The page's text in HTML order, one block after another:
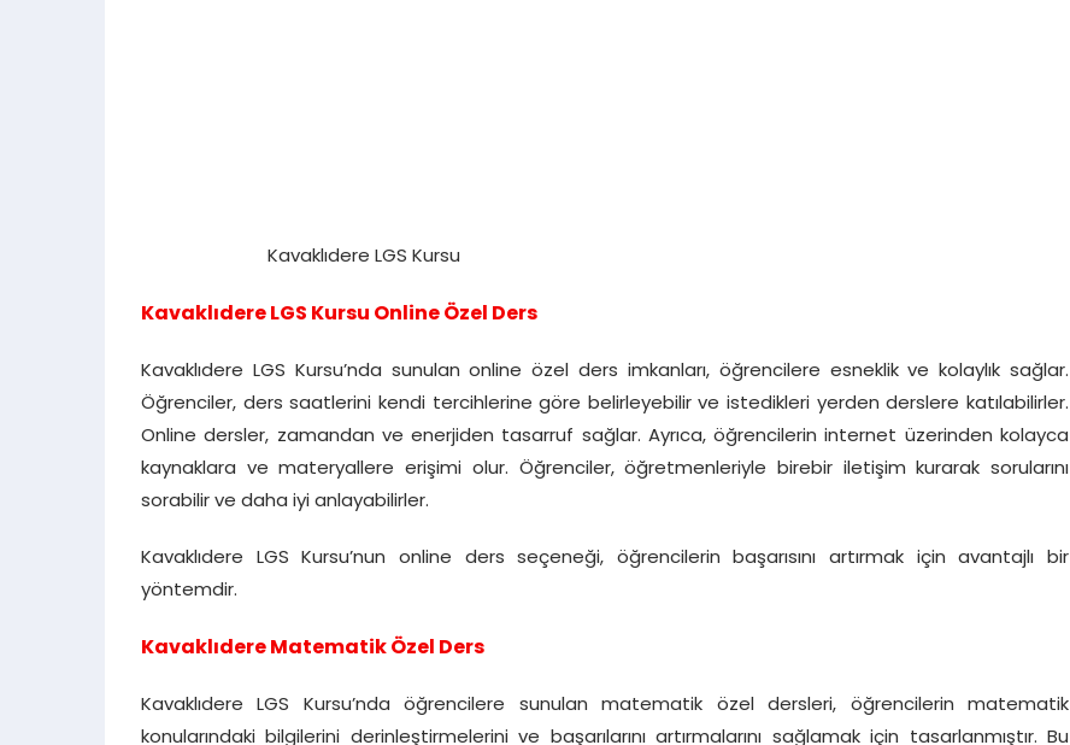
Kavaklıdere LGS Kursu
Kavaklıdere LGS Kursu Online Özel Ders
Kavaklıdere LGS Kursu’nda sunulan online özel ders imkanları, öğrencilere esneklik ve kolaylık sağlar.
Öğrenciler, ders saatlerini kendi tercihlerine göre belirleyebilir ve istedikleri yerden derslere katılabilirler.
Online dersler, zamandan ve enerjiden tasarruf sağlar. Ayrıca, öğrencilerin internet üzerinden kolayca
kaynaklara ve materyallere erişimi olur. Öğrenciler, öğretmenleriyle birebir iletişim kurarak sorularını
sorabilir ve daha iyi anlayabilirler.
Kavaklıdere LGS Kursu’nun online ders seçeneği, öğrencilerin başarısını artırmak için avantajlı bir
yöntemdir.
Kavaklıdere Matematik Özel Ders
Kavaklıdere LGS Kursu’nda öğrencilere sunulan matematik özel dersleri, öğrencilerin matematik
konularındaki bilgilerini derinleştirmelerini ve başarılarını artırmalarını sağlamak için tasarlanmıştır. Bu